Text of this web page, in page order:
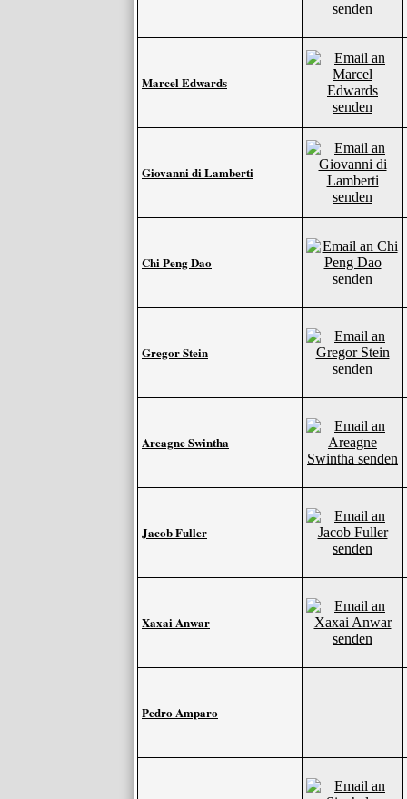
Marcel Edwards
Giovanni di Lamberti
Chi Peng Dao
Gregor Stein
Areagne Swintha
Jacob Fuller
Xaxai Anwar
Pedro Amparo